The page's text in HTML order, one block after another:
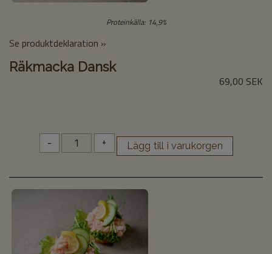
Proteinkälla: 14,9%
Se produktdeklaration »
Räkmacka Dansk
69,00 SEK
- +